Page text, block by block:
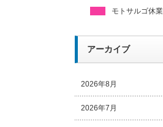
モトサルゴ休業
アーカイブ
2026年8月
2026年7月